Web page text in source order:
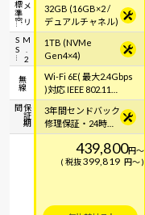
メ
モ
リ
標
準
容
M
.
2
S
S
無線
保
証
期
間
32GB (16GB×2 /
デュアルチャネル)
1TB (NVMe
Gen4×4)
Wi-Fi 6E( 最大2.4Gbps
)対応 IEEE 802.11
ax/ac/a/b/g/n準拠 ＋
Bluetooth 5内蔵
3年間センドバック
修理保証・24時間
×365日電話サポー
439,800円～
税抜 399,819 円～